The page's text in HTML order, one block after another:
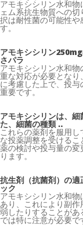
アモキシシリン水和
ェム系抗生物質への
択は耐性菌の可能性や
す。
アモキシシリン
さパラ
アモキシシリン水和
重な対応が必要とな
に考慮した上で、投
重要です。
アモキシシリンは、
た、細菌の種類 ..
これらの薬剤を服用
な投薬調整を受ける
薬の検討や投与量の
ります。
抗生剤（抗菌剤）の
ック
アモキシシリン水和
あり、これにより副
弱したりすることが
では特に注意が必要で